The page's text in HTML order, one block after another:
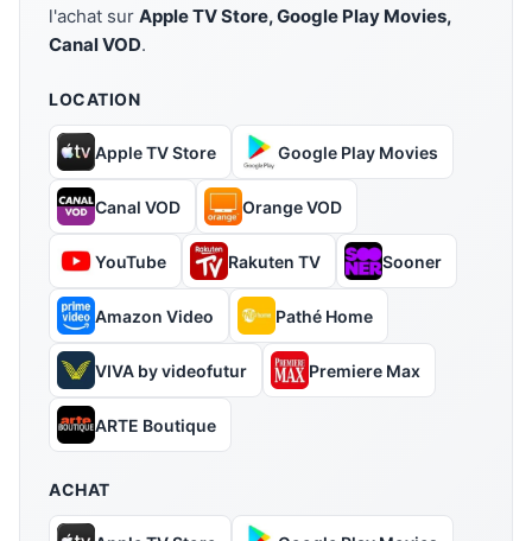
l'achat sur Apple TV Store, Google Play Movies,
Canal VOD.
LOCATION
Apple TV Store Google Play Movies
Canal VOD Orange VOD
YouTube Rakuten TV Sooner
Amazon Video Pathé Home
VIVA by videofutur Premiere Max
ARTE Boutique
ACHAT